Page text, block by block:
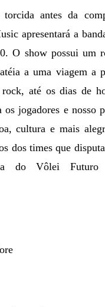
antes da
apresentará a
O show possui um
a uma viagem a
até os dias de
os jogadores e nosso
cultura e mais
dos times que
do Vôlei Futuro